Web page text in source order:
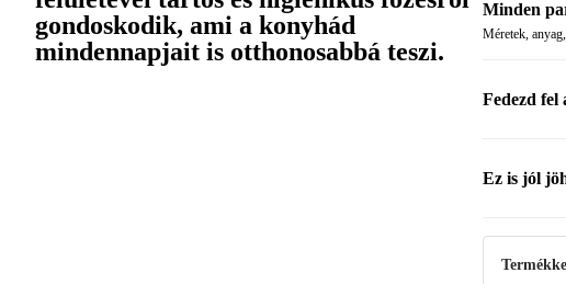
gondoskodik, ami a konyhád
mindennapjait is otthonosabbá teszi.
Minden
Méretek,
Fedezd fel
Ez is jól